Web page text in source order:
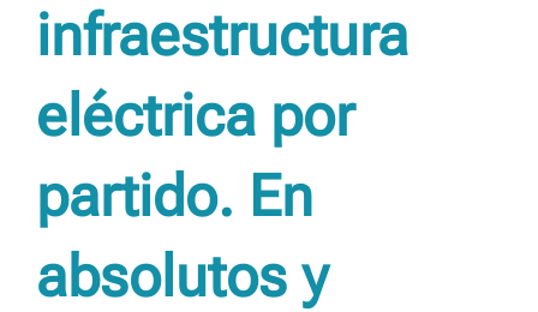
infraestructura
eléctrica por
partido. En
absolutos y